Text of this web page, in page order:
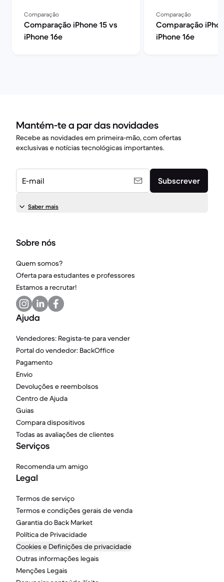
Comparação
Comparação iPhone 15 vs
iPhone 16e
Comparação
Comparação
iPhone 16e
Mantém-te a par das novidades
Recebe as novidades em primeira-mão, com ofertas
exclusivas e notícias tecnológicas importantes.
E-mail Subscrever
Saber mais
Sobre nós
Quem somos?
Oferta para estudantes e professores
Estamos a recrutar!
Ajuda
Vendedores: Regista-te para vender
Portal do vendedor: BackOffice
Pagamento
Envio
Devoluções e reembolsos
Centro de Ajuda
Guias
Compara dispositivos
Todas as avaliações de clientes
Serviços
Recomenda um amigo
Legal
Termos de serviço
Termos e condições gerais de venda
Garantia do Back Market
Política de Privacidade
Cookies e Definições de privacidade
Outras informações legais
Menções Legais